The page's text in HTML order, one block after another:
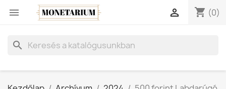
 shopping_cart (0)

search